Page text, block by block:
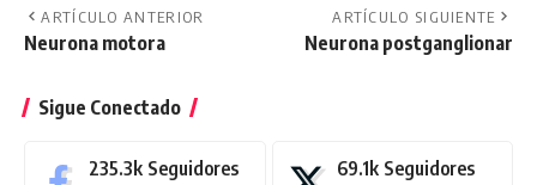
ARTÍCULO ANTERIOR
Neurona motora
ARTÍCULO SIGUIENTE
Neurona postganglionar
Sigue Conectado
235.3k Seguidores 69.1k Seguidores